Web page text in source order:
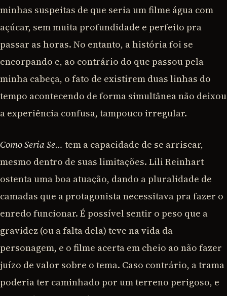
minhas suspeitas de que seria um filme água com
açúcar, sem muita profundidade e perfeito pra
passar as horas. No entanto, a história foi se
encorpando e, ao contrário do que passou pela
minha cabeça, o fato de existirem duas linhas do
tempo acontecendo de forma simultânea não deixou
a experiência confusa, tampouco irregular.
Como Seria Se… tem a capacidade de se arriscar,
mesmo dentro de suas limitações. Lili Reinhart
ostenta uma boa atuação, dando a pluralidade de
camadas que a protagonista necessitava pra fazer o
enredo funcionar. É possível sentir o peso que a
gravidez (ou a falta dela) teve na vida da
personagem, e o filme acerta em cheio ao não fazer
juízo de valor sobre o tema. Caso contrário, a trama
poderia ter caminhado por um terreno perigoso, e